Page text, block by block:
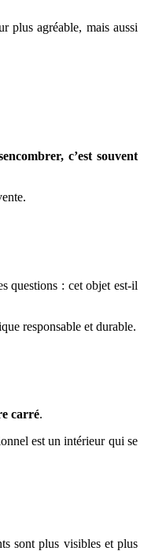
plus agréable, mais aussi
c’est souvent
questions : cet objet est-il
responsable et durable.
carré.
est un intérieur qui se
sont plus visibles et plus